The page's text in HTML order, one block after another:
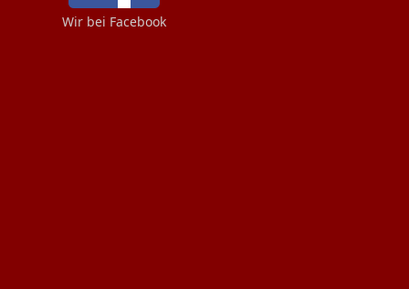
Wir bei Facebook